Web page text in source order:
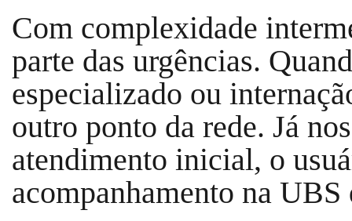
Com complexidade
parte das urgências.
especializado ou
outro ponto da rede. Já
atendimento inicial, o
acompanhamento na